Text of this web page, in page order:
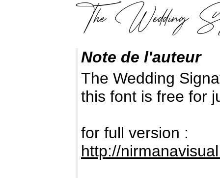
Note de l'auteur
The Wedding
this font is free for
for full version :
http://